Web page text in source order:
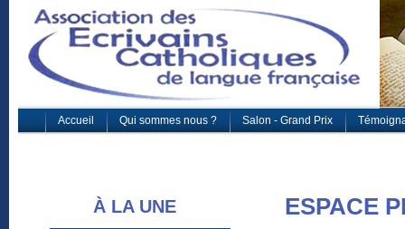
Accueil Qui sommes nous ? Salon - Grand Prix
À LA UNE
ESPACE